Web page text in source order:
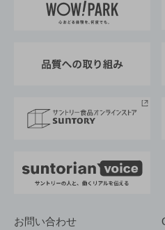
地域情報
サントリーサンバーズ大阪
サントリーが考えるサス
企業概要
採用情報
お問い合わせ